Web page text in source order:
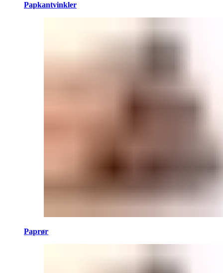
Papkantvinkler
Paprør